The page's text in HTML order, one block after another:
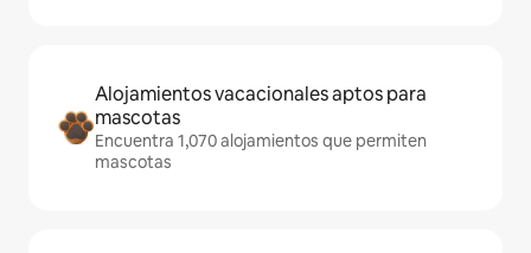
Alojamientos vacacionales aptos para
mascotas
Encuentra 1,070 alojamientos que permiten
mascotas